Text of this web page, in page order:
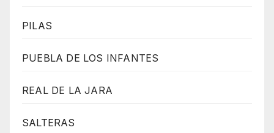
PILAS
PUEBLA DE LOS INFANTES
REAL DE LA JARA
SALTERAS